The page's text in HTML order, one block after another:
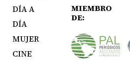
DÍA A
DÍA
MUJER
CINE
MIEMBRO
DE: